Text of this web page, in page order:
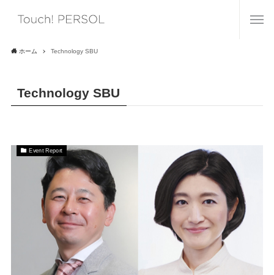
ホーム Technology SBU
Technology SBU
Event Report